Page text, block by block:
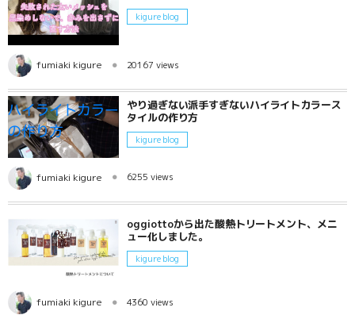
kigure blog
fumiaki kigure 20167 views
やり過ぎない派手すぎないハイライトカラース
タイルの作り方
kigure blog
fumiaki kigure 6255 views
oggiottoから出た酸熱トリートメント、メニ
ュー化しました。
kigure blog
fumiaki kigure 4360 views